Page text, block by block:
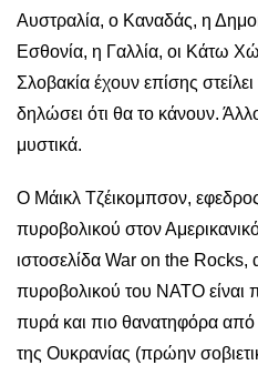
Αυστραλία, ο Καναδάς, η
Εσθονία, η Γαλλία, οι Κάτω
Σλοβακία έχουν επίσης
δηλώσει ότι θα το κάνουν.
μυστικά.
Ο Μάικλ Τζέικομπσον,
πυροβολικού στον
ιστοσελίδα War on the Rocks,
πυροβολικού του ΝΑΤΟ είναι
πυρά και πιο θανατηφόρα από
της Ουκρανίας (πρώην